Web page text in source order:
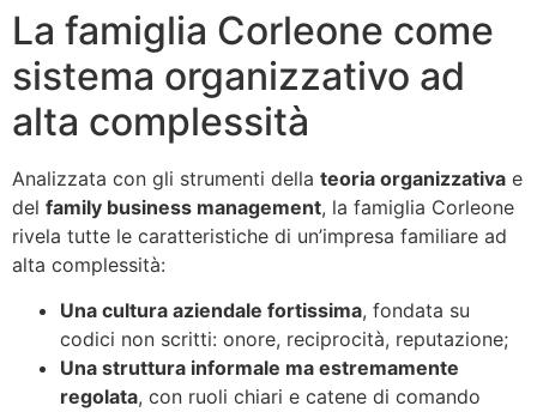
La famiglia Corleone come
sistema organizzativo ad
alta complessità
Analizzata con gli strumenti della teoria organizzativa e
del family business management, la famiglia Corleone
rivela tutte le caratteristiche di un’impresa familiare ad
alta complessità:
Una cultura aziendale fortissima, fondata su
codici non scritti: onore, reciprocità, reputazione;
Una struttura informale ma estremamente
regolata, con ruoli chiari e catene di comando